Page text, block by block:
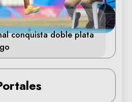
conquista doble plata